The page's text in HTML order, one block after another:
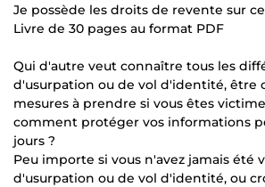
Je possède les droits de revente sur
Livre de 30 pages au format PDF
Qui d'autre veut connaître tous les
d'usurpation ou de vol d'identité, être
mesures à prendre si vous êtes
comment protéger vos informations
jours ?
Peu importe si vous n'avez jamais été
d'usurpation ou de vol d'identité, ou